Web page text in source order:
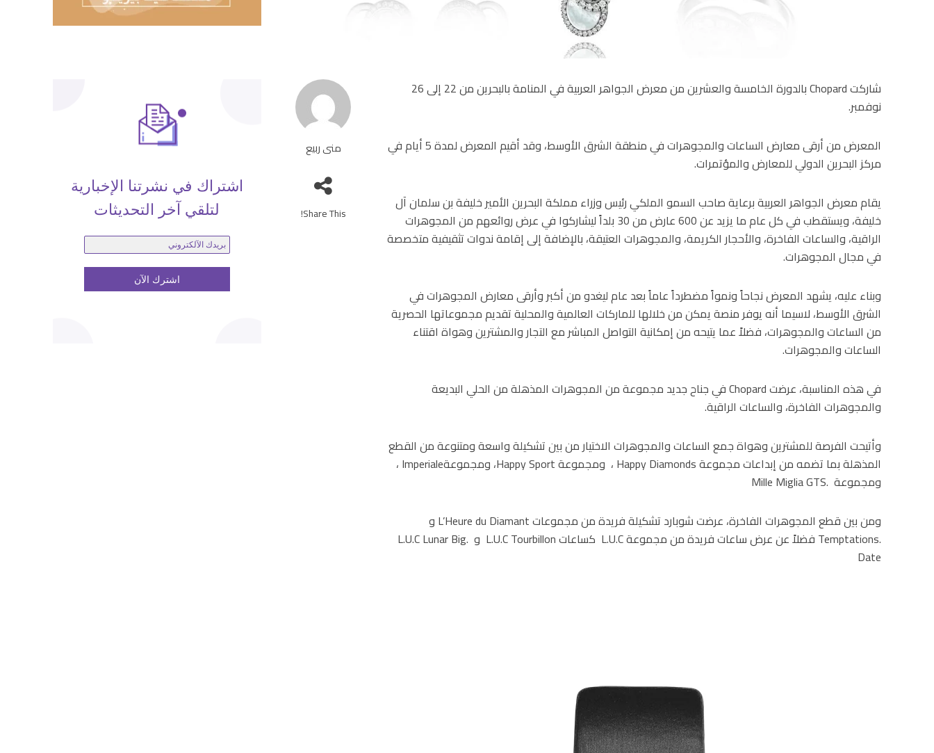
اشتراك في نشرتنا الإخبارية
لتلقي آخر التحديثات
منى ربيع
Share This!
شاركت Chopard بالدورة الخامسة والعشرين من معرض الجواهر العربية في المنامة بالبحرين من 22 إلى 26
نوفمبر.
المعرض من أرقى معارض الساعات والمجوهرات في منطقة الشرق الأوسط، وقد أقيم اﻟمعرض لمدة 5 أيام في
مركز البحرين الدولي للمعارض والمؤتمرات.
يقام معرض الجواهر العربية برعاية صاحب السمو الملكي رئيس وزراء مملكة البحرين الأمير خليفة بن سلمان آل
خليفة، ويستقطب في كل عام ما يزيد عن 600 عارض من 30 بلداً ليشاركوا في عرض روائعهم من المجوهرات
الراقية، والساعات الفاخرة، والأحجار الكريمة، والمجوهرات العتيقة، بالإضافة إلى إقامة ندوات تثقيفية متخصصة
في مجال المجوهرات.
وبناء عليه، يشهد المعرض نجاحاً ونمواً مضطرداً عاماً بعد عام ليغدو من أكبر وأرقى معارض المجوهرات في
الشرق الأوسط، لاسيما أنه يوفر منصة يمكن من خلالها للماركات العالمية والمحلية تقديم مجموعاتها الحصرية
من الساعات والمجوهرات، فضلاً عما يتيحه من إمكانية التواصل المباشر مع التجار والمشترين وهواة اقتناء
الساعات والمجوهرات.
في هذه المناسبة، عرضت Chopard في جناح جديد مجموعة من المجوهرات المذهلة من الحلي البديعة
والمجوهرات الفاخرة، والساعات الراقية.
وأتيحت الفرصة للمشترين وهواة جمع الساعات والمجوهرات الاختيار من بين تشكيلة واسعة ومتنوعة من القطع
المذهلة بما تضمه من إبداعات مجموعة Happy Diamonds ، ومجموعة Happy Sport، ومجموعةImperiale ،
ومجموعة .Mille Miglia GTS
ومن بين قطع المجوهرات الفاخرة، عرضت شوبارد تشكيلة فريدة من مجموعات L’Heure du Diamant و
.Temptations فضلاً عن عرض ساعات فريدة من مجموعة L.U.C ﮐساعات L.U.C Tourbillon و .L.U.C Lunar Big
Date